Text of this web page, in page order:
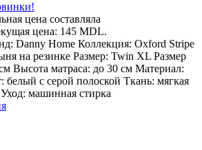
цена составляла
цена: 145 MDL.
Danny Home Коллекция: Oxford Stripe
на резинке Размер: Twin XL Размер
Высота матраса: до 30 см Материал:
белый с серой полоской Ткань: мягкая
машинная стирка